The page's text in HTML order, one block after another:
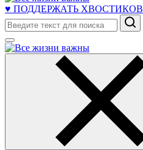
♥ ПОДДЕРЖАТЬ ХВОСТИКОВ
Поиск